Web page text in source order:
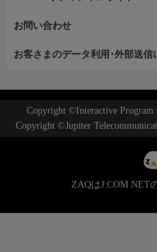
お問い合わせ
お客さまのデータ利用･外部送信
Copyright ©Interactive Program
Copyright ©Jupiter
ZAQはJ:COM NET